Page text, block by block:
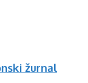
žurnal